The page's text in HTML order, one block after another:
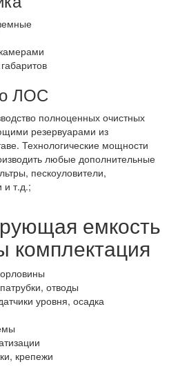
ЛОС
полноценных очистных
резервуарами из
Технологические мощности
любые дополнительные
пескоуловители,
и т.д.;
емкость
комплектация
отводы
уровня, осадка
крепежи